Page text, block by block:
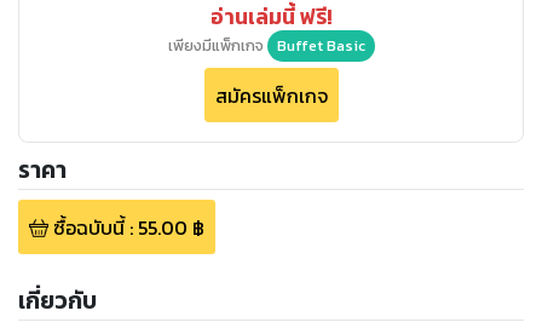
อ่านเล่มนี้ ฟรี!
เพียงมีแพ็กเกจ Buffet Basic
สมัครแพ็กเกจ
ราคา
ซื้อฉบับนี้: 55.00 ฿
เกี่ยวกับ